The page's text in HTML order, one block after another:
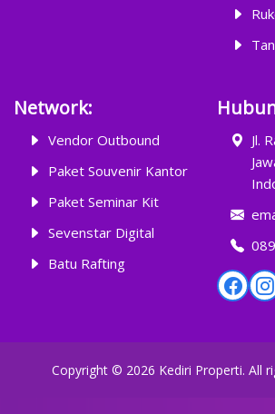
Network:
Vendor Outbound
Paket Souvenir Kantor
Paket Seminar Kit
Sevenstar Digital
Batu Rafting
Jl.
Copyright © 2026 Kediri Properti. All